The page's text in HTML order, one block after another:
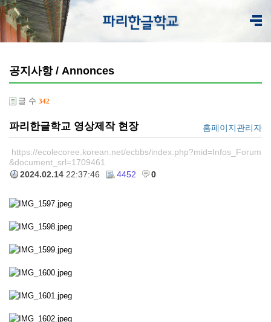
공지사항 / Annonces
글 수 342
파리한글학교 영상제작 현장 홈페이지관리자
https://ecolecoree.korean.net/ecbbs/index.php?mid=Infos_Forum
&document_srl=1709461
2024.02.14 22:37:46 4452 0